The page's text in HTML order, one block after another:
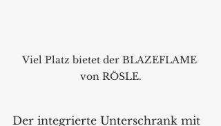
Viel Platz bietet der BLAZEFLAME
von RÖSLE.
Der integrierte Unterschrank mit